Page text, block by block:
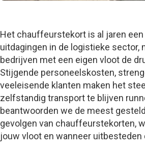
Het chauffeurstekort is al jaren
uitdagingen in de logistieke sector,
bedrijven met een eigen vloot de
Stijgende personeelskosten,
veeleisende klanten maken het
zelfstandig transport te blijven
beantwoorden we de meest
gevolgen van chauffeurstekorten,
jouw vloot en wanneer